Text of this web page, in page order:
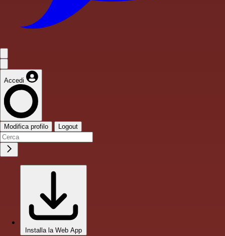
Accedi
Modifica profilo Logout
Installa la Web App